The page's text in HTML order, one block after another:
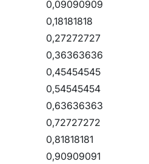
0,09090909
0,18181818
0,27272727
0,36363636
0,45454545
0,54545454
0,63636363
0,72727272
0,81818181
0,90909091